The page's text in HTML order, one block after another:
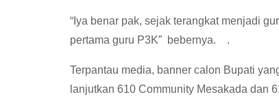
“Iya benar pak, sejak terangkat menjadi
pertama guru P3K” bebernya. .
Terpantau media, banner calon Bupati
lanjutkan 610 Community Mesakada dan